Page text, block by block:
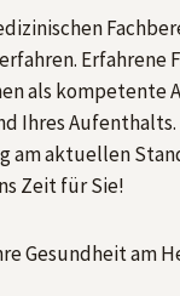
als kompetente
Ihres
am aktuellen
Zeit für Sie!
Gesundheit am